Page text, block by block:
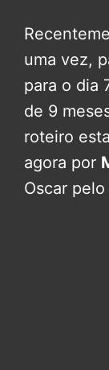
uma vez,
para o dia
de 9
roteiro
agora por
Oscar